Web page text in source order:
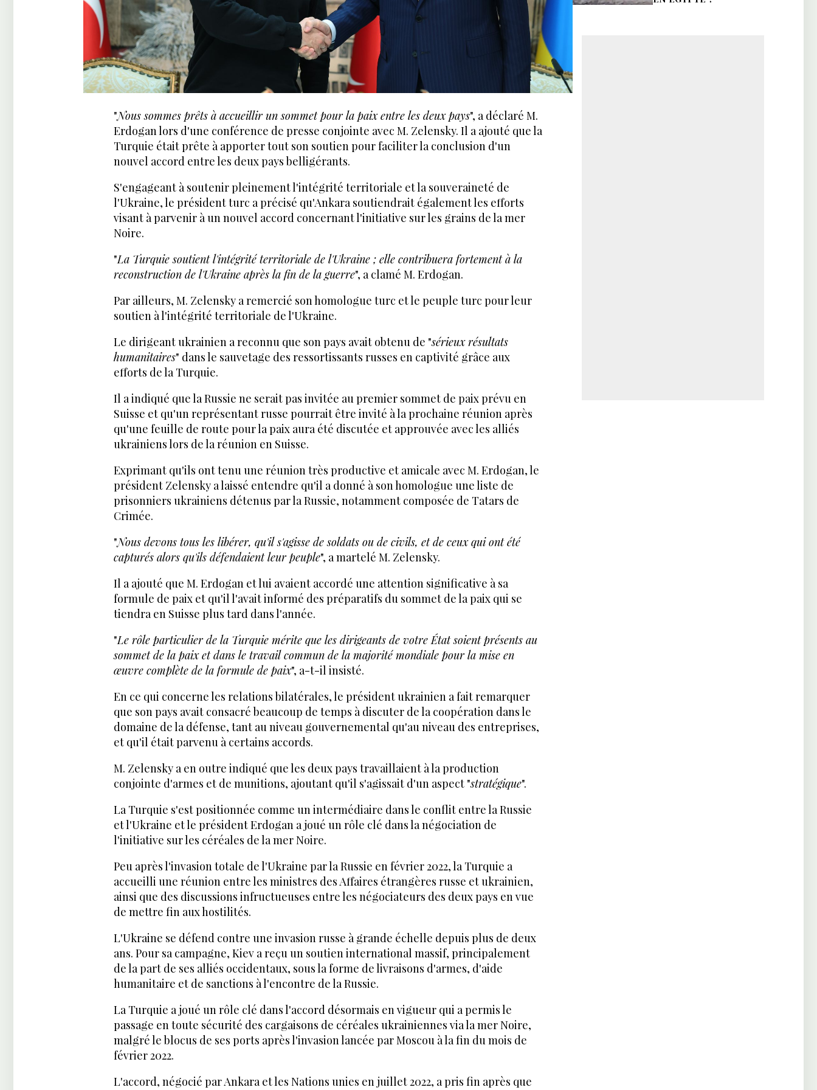
"Nous sommes prêts à accueillir un sommet pour la paix entre les deux pays", a déclaré M.
Erdogan lors d'une conférence de presse conjointe avec M. Zelensky. Il a ajouté que la
Turquie était prête à apporter tout son soutien pour faciliter la conclusion d'un
nouvel accord entre les deux pays belligérants.
S'engageant à soutenir pleinement l'intégrité territoriale et la souveraineté de
l'Ukraine, le président turc a précisé qu'Ankara soutiendrait également les efforts
visant à parvenir à un nouvel accord concernant l'initiative sur les grains de la mer
Noire.
"La Turquie soutient l'intégrité territoriale de l'Ukraine ; elle contribuera fortement à la
reconstruction de l'Ukraine après la fin de la guerre", a clamé M. Erdogan.
Par ailleurs, M. Zelensky a remercié son homologue turc et le peuple turc pour leur
soutien à l'intégrité territoriale de l'Ukraine.
Le dirigeant ukrainien a reconnu que son pays avait obtenu de "sérieux résultats
humanitaires" dans le sauvetage des ressortissants russes en captivité grâce aux
efforts de la Turquie.
Il a indiqué que la Russie ne serait pas invitée au premier sommet de paix prévu en
Suisse et qu'un représentant russe pourrait être invité à la prochaine réunion après
qu'une feuille de route pour la paix aura été discutée et approuvée avec les alliés
ukrainiens lors de la réunion en Suisse.
Exprimant qu'ils ont tenu une réunion très productive et amicale avec M. Erdogan, le
président Zelensky a laissé entendre qu'il a donné à son homologue une liste de
prisonniers ukrainiens détenus par la Russie, notamment composée de Tatars de
Crimée.
"Nous devons tous les libérer, qu'il s'agisse de soldats ou de civils, et de ceux qui ont été
capturés alors qu'ils défendaient leur peuple", a martelé M. Zelensky.
Il a ajouté que M. Erdogan et lui avaient accordé une attention significative à sa
formule de paix et qu'il l'avait informé des préparatifs du sommet de la paix qui se
tiendra en Suisse plus tard dans l'année.
"Le rôle particulier de la Turquie mérite que les dirigeants de votre État soient présents au
sommet de la paix et dans le travail commun de la majorité mondiale pour la mise en
œuvre complète de la formule de paix", a-t-il insisté.
En ce qui concerne les relations bilatérales, le président ukrainien a fait remarquer
que son pays avait consacré beaucoup de temps à discuter de la coopération dans le
domaine de la défense, tant au niveau gouvernemental qu'au niveau des entreprises,
et qu'il était parvenu à certains accords.
M. Zelensky a en outre indiqué que les deux pays travaillaient à la production
conjointe d'armes et de munitions, ajoutant qu'il s'agissait d'un aspect "stratégique".
La Turquie s'est positionnée comme un intermédiaire dans le conflit entre la Russie
et l'Ukraine et le président Erdogan a joué un rôle clé dans la négociation de
l'initiative sur les céréales de la mer Noire.
Peu après l'invasion totale de l'Ukraine par la Russie en février 2022, la Turquie a
accueilli une réunion entre les ministres des Affaires étrangères russe et ukrainien,
ainsi que des discussions infructueuses entre les négociateurs des deux pays en vue
de mettre fin aux hostilités.
L'Ukraine se défend contre une invasion russe à grande échelle depuis plus de deux
ans. Pour sa campagne, Kiev a reçu un soutien international massif, principalement
de la part de ses alliés occidentaux, sous la forme de livraisons d'armes, d'aide
humanitaire et de sanctions à l'encontre de la Russie.
La Turquie a joué un rôle clé dans l'accord désormais en vigueur qui a permis le
passage en toute sécurité des cargaisons de céréales ukrainiennes via la mer Noire,
malgré le blocus de ses ports après l'invasion lancée par Moscou à la fin du mois de
février 2022.
L'accord, négocié par Ankara et les Nations unies en juillet 2022, a pris fin après que